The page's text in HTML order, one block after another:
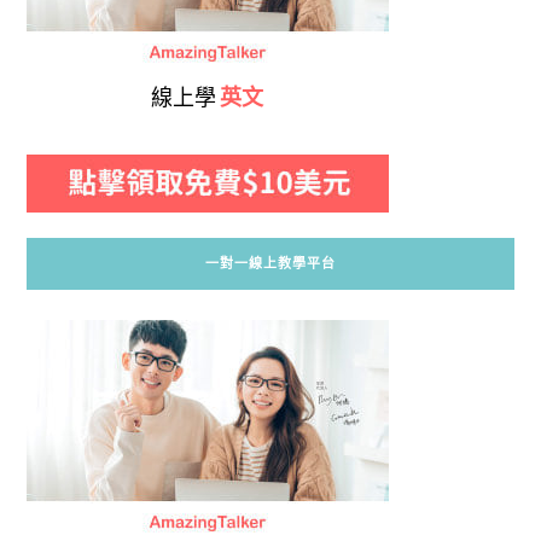
線上學 英文
一對一線上教學平台